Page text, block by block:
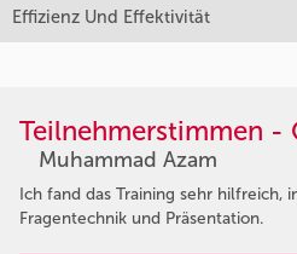
Effizienz Und Effektivität
Teilnehmerstimmen -
Muhammad Azam
Ich fand das Training sehr hilfreich,
Fragentechnik und Präsentation.